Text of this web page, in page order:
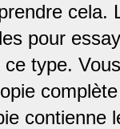
cela.
pour
type.
contienne